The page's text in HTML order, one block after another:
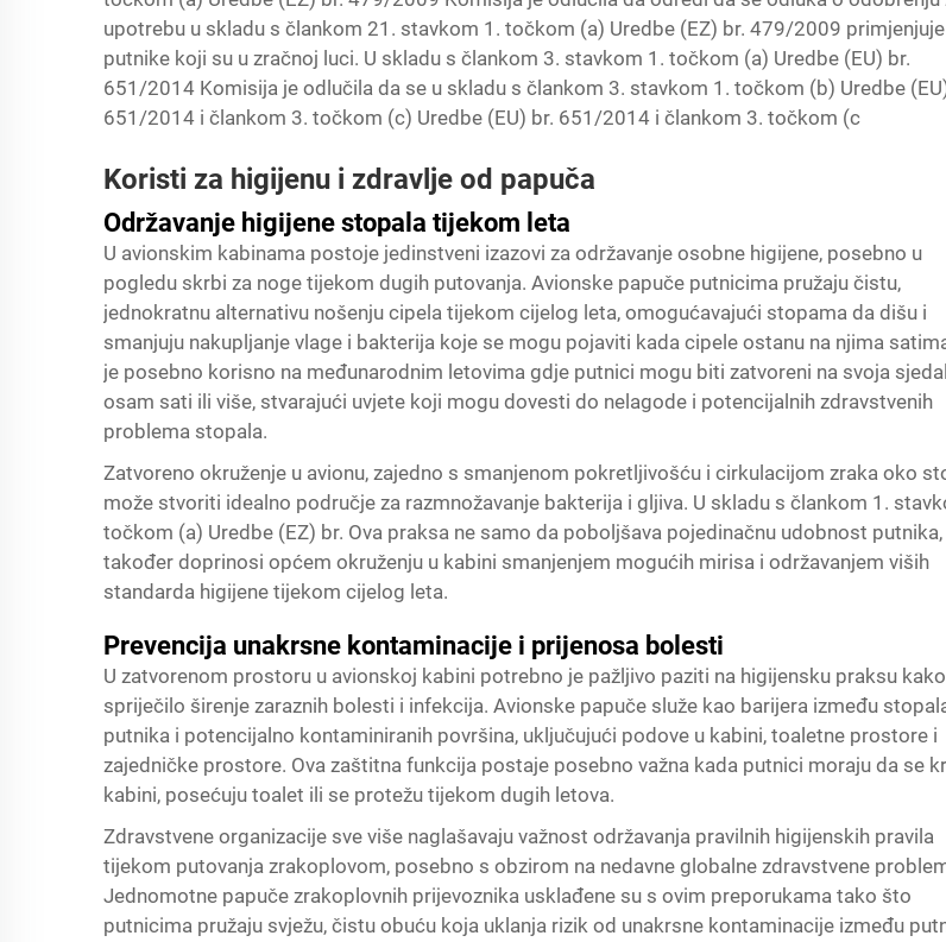
upotrebu u skladu s člankom 21. stavkom 1. točkom (a) Uredbe (EZ) br. 479/2009
putnike koji su u zračnoj luci. U skladu s člankom 3. stavkom 1. točkom (a) Uredbe (EU) br.
651/2014 Komisija je odlučila da se u skladu s člankom 3. stavkom 1. točkom (b) Uredbe
651/2014 i člankom 3. točkom (c) Uredbe (EU) br. 651/2014 i člankom 3. točkom (c
Koristi za higijenu i zdravlje od papuča
Održavanje higijene stopala tijekom leta
U avionskim kabinama postoje jedinstveni izazovi za održavanje osobne higijene, posebno u
pogledu skrbi za noge tijekom dugih putovanja. Avionske papuče putnicima pružaju čistu,
jednokratnu alternativu nošenju cipela tijekom cijelog leta, omogućavajući stopama da dišu i
smanjuju nakupljanje vlage i bakterija koje se mogu pojaviti kada cipele ostanu na njima
je posebno korisno na međunarodnim letovima gdje putnici mogu biti zatvoreni na svoja
osam sati ili više, stvarajući uvjete koji mogu dovesti do nelagode i potencijalnih zdravstvenih
problema stopala.
Zatvoreno okruženje u avionu, zajedno s smanjenom pokretljivošću i cirkulacijom zraka oko
može stvoriti idealno područje za razmnožavanje bakterija i gljiva. U skladu s člankom 1.
točkom (a) Uredbe (EZ) br. Ova praksa ne samo da poboljšava pojedinačnu udobnost putnika,
također doprinosi općem okruženju u kabini smanjenjem mogućih mirisa i održavanjem viših
standarda higijene tijekom cijelog leta.
Prevencija unakrsne kontaminacije i prijenosa bolesti
U zatvorenom prostoru u avionskoj kabini potrebno je pažljivo paziti na higijensku praksu
spriječilo širenje zaraznih bolesti i infekcija. Avionske papuče služe kao barijera između
putnika i potencijalno kontaminiranih površina, uključujući podove u kabini, toaletne prostore i
zajedničke prostore. Ova zaštitna funkcija postaje posebno važna kada putnici moraju da se
kabini, posećuju toalet ili se protežu tijekom dugih letova.
Zdravstvene organizacije sve više naglašavaju važnost održavanja pravilnih higijenskih pravila
tijekom putovanja zrakoplovom, posebno s obzirom na nedavne globalne zdravstvene
Jednomotne papuče zrakoplovnih prijevoznika usklađene su s ovim preporukama tako što
putnicima pružaju svježu, čistu obuću koja uklanja rizik od unakrsne kontaminacije između